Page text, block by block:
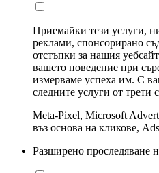
Приемайки тези услуги,
реклами, спонсорирано
отстъпки за нашия
вашето поведение при
измерваме успеха им. С
следните услуги от трети
Meta-Pixel, Microsoft
въз основа на кликове,
Разширено проследяване